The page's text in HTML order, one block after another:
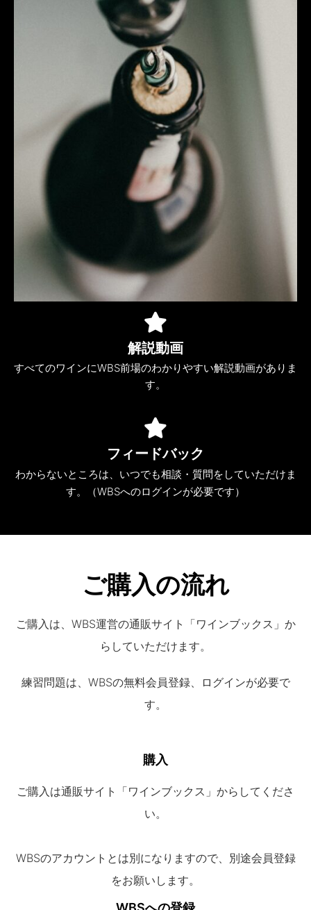
解説動画
すべてのワインにWBS前場のわかりやすい解説動画がありま
す。
フィードバック
わからないところは、いつでも相談・質問をしていただけま
す。（WBSへのログインが必要です）
ご購入の流れ
ご購入は、WBS運営の通販サイト「ワインブックス」か
らしていただけます。
練習問題は、WBSの無料会員登録、ログインが必要で
す。
購入
ご購入は通販サイト「ワインブックス」からしてくださ
い。
WBSのアカウントとは別になりますので、別途会員登録
をお願いします。